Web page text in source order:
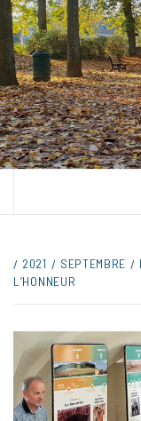
Skip
content
UNE VILLE DANS
2021 SEPTEMBRE
L’HONNEUR